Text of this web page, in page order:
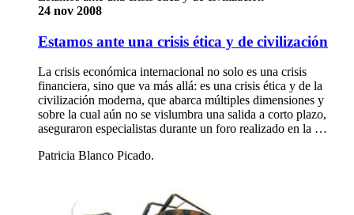
24 nov 2008
Estamos ante una crisis ética y de civilización
La crisis económica internacional no solo es una crisis
financiera, sino que va más allá: es una crisis ética y de la
civilización moderna, que abarca múltiples dimensiones y
sobre la cual aún no se vislumbra una salida a corto plazo,
aseguraron especialistas durante un foro realizado en la …
Patricia Blanco Picado.